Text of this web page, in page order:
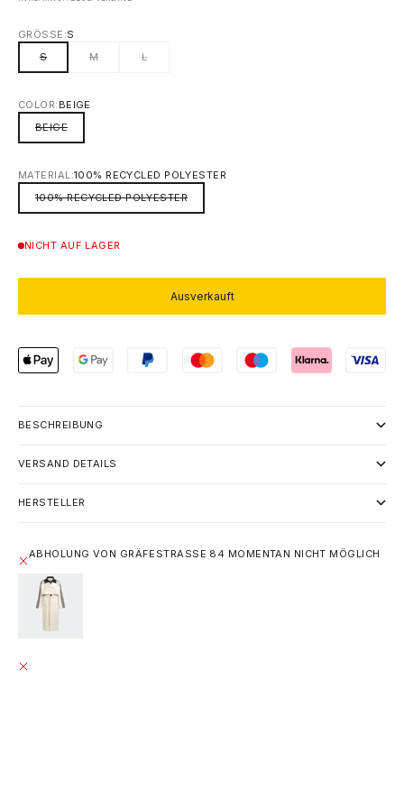
GRÖSSE: S
S
M L
COLOR: BEIGE
BEIGE
MATERIAL:100% RECYCLED POLYESTER
100% RECYCLED POLYESTER
NICHT AUF LAGER
Ausverkauft
BESCHREIBUNG
VERSAND DETAILS
HERSTELLER
ABHOLUNG VON GRÄFESTRASSE 84 MOMENTAN NICHT MÖGLICH